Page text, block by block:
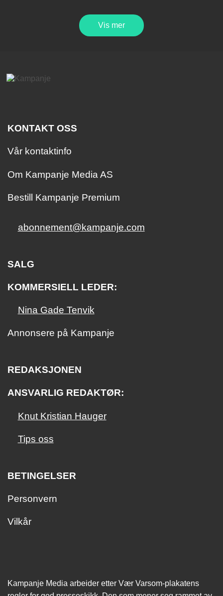
Vis mer
KONTAKT OSS
Vår kontaktinfo
Om Kampanje Media AS
Bestill Kampanje Premium
abonnement@kampanje.com
SALG
KOMMERSIELL LEDER:
Nina Gade Tenvik
Annonsere på Kampanje
REDAKSJONEN
ANSVARLIG REDAKTØR:
Knut Kristian Hauger
Tips oss
BETINGELSER
Personvern
Vilkår
Kampanje Media arbeider etter Vær Varsom-plakatens